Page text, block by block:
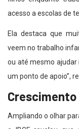
acesso a escolas de
Ela destaca que
veem no trabalho
ou até mesmo ajudar
um ponto de apoio”,
Crescimento
Ampliando o olhar